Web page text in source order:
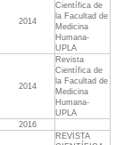
2014
Científica de
la Facultad de
Medicina
Humana-
UPLA
2014
Revista
Científica de
la Facultad de
Medicina
Humana-
UPLA
2016
REVISTA